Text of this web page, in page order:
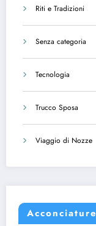
Riti e Tradizioni
Senza categoria
Tecnologia
Trucco Sposa
Viaggio di Nozze
Acconciature